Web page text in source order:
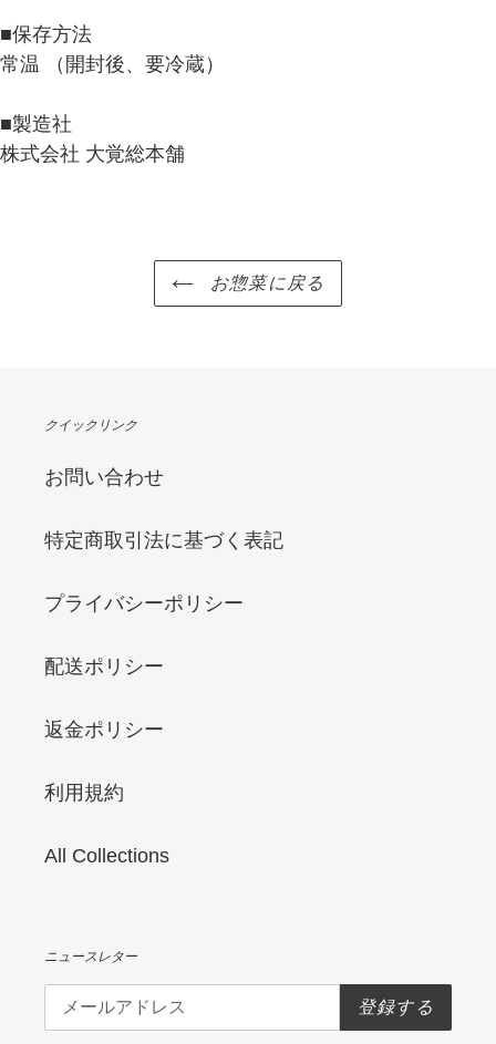
■保存方法
常温 （開封後、要冷蔵）
■製造社
株式会社 大覚総本舗
お惣菜に戻る
クイックリンク
お問い合わせ
特定商取引法に基づく表記
プライバシーポリシー
配送ポリシー
返金ポリシー
利用規約
All Collections
ニュースレター
登録する